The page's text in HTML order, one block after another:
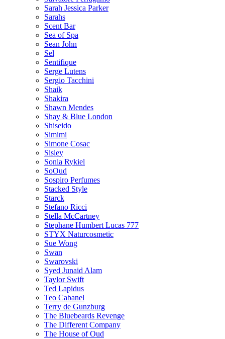
Sarah Jessica Parker
Sarahs
Scent Bar
Sea of Spa
Sean John
Sel
Sentifique
Serge Lutens
Sergio Tacchini
Shaik
Shakira
Shawn Mendes
Shay & Blue London
Shiseido
Simimi
Simone Cosac
Sisley
Sonia Rykiel
SoOud
Sospiro Perfumes
Stacked Style
Starck
Stefano Ricci
Stella McCartney
Stephane Humbert Lucas 777
STYX Naturсosmetic
Sue Wong
Swan
Swarovski
Syed Junaid Alam
Taylor Swift
Ted Lapidus
Teo Cabanel
Terry de Gunzburg
The Bluebeards Revenge
The Different Company
The House of Oud